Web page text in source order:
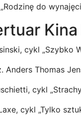
do
Kina
cykl „Szybko
Anders Thomas
cykl
cykl „Tylko